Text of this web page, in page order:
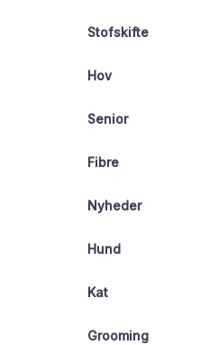
Stofskifte
Hov
Senior
Fibre
Nyheder
Hund
Kat
Grooming